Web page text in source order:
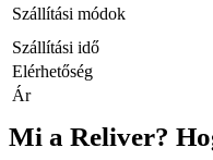
Szállítási módok
Szállítási idő
Elérhetőség
Ár
Mi a Reliver?